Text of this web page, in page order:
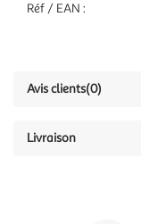
Réf / EAN :
Avis clients(0)
Livraison